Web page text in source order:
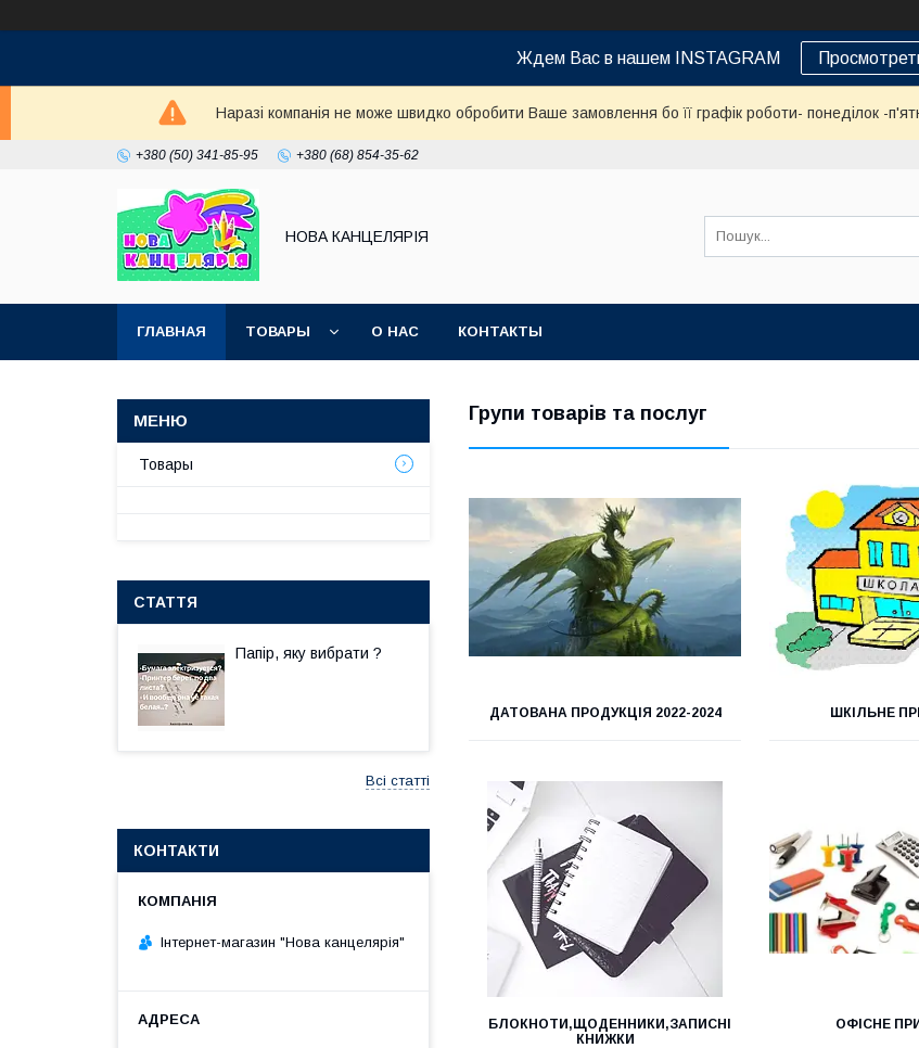
Ждем Вас в нашем INSTAGRAM
Наразі компанія не може швидко обробити Ваше замовлення бо її графік роботи- понеділок -
+380 (50) 341-85-95 +380 (68) 854-35-62
НОВА КАНЦЕЛЯРІЯ
ГЛАВНАЯ ТОВАРЫ О НАС КОНТАКТЫ
Групи товарів та послуг
ДАТОВАНА ПРОДУКЦІЯ 2022-2024 ШКІЛЬНЕ
БЛОКНОТИ,ЩОДЕННИКИ,ЗАПИСНІ
КНИЖКИ
ОФІСНЕ
Товары
СТАТТЯ
Папір, яку вибрати ?
Всі статті
КОНТАКТИ
Інтернет-магазин "Нова канцелярія"